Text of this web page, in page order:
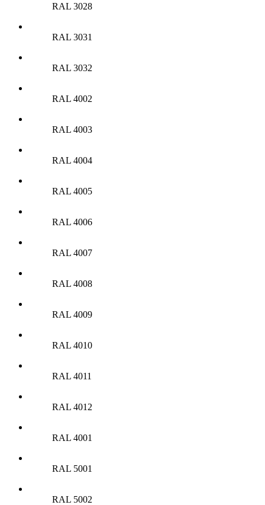
RAL 3028
RAL 3031
RAL 3032
RAL 4002
RAL 4003
RAL 4004
RAL 4005
RAL 4006
RAL 4007
RAL 4008
RAL 4009
RAL 4010
RAL 4011
RAL 4012
RAL 4001
RAL 5001
RAL 5002